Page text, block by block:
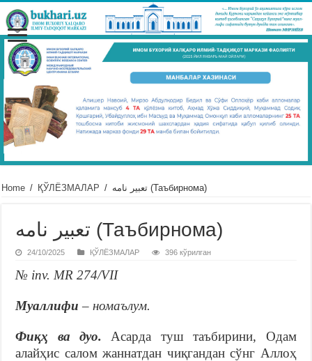
Home / ҚЎЛЁЗМАЛАР / تعبیر نامه (Таъбирнома)
تعبیر نامه (Таъбирнома)
24/10/2025 ҚЎЛЁЗМАЛАР 396 кўрилган
№ inv. MR 274/VII
Муаллифи– номаълум.
Фиқҳ ва дуо. Асарда туш таъбирини, Одам
алайҳис салом жаннатдан чиқгандан сўнг Аллоҳ